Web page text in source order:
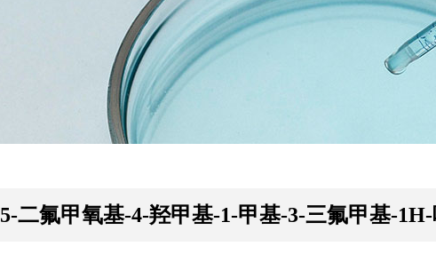
5-二氟甲氧基-4-羟甲基-1-甲基-3-三氟甲基-